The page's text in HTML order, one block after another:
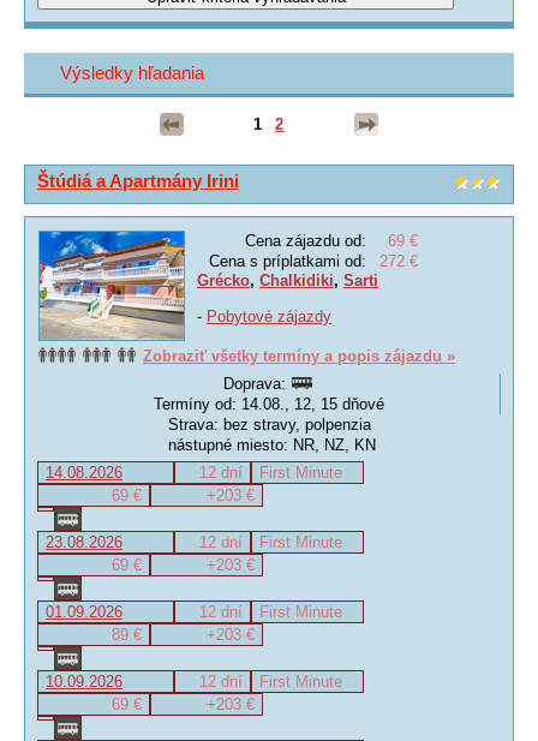
Výsledky hľadania
1 2
Štúdiá a Apartmány Irini
Cena zájazdu od:
69 €
Cena s príplatkami od:
272 €
Grécko, Chalkidiki, Sarti
- Pobytové zájazdy
Zobraziť všetky termíny a popis zájazdu »
Doprava:
Termíny od: 14.08., 12, 15 dňové
Strava: bez stravy, polpenzia
nástupné miesto: NR, NZ, KN
14.08.2026
12 dní
First Minute
69 €
+203 €
23.08.2026 12 dní
First Minute
69 €
+203 €
01.09.2026 12 dní
First Minute
89 €
+203 €
10.09.2026 12 dní
First Minute
69 €
+203 €